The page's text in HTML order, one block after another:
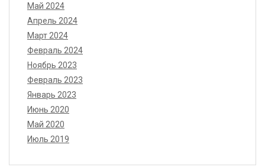
Май 2024
Апрель 2024
Март 2024
Февраль 2024
Ноябрь 2023
Февраль 2023
Январь 2023
Июнь 2020
Май 2020
Июль 2019